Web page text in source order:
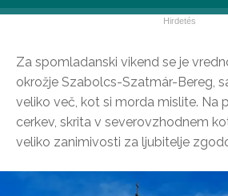
Za spomladanski vikend se je
okrožje Szabolcs-Szatmár-Bereg,
veliko več, kot si morda mislite. Na
cerkev, skrita v severovzhodnem
veliko zanimivosti za ljubitelje